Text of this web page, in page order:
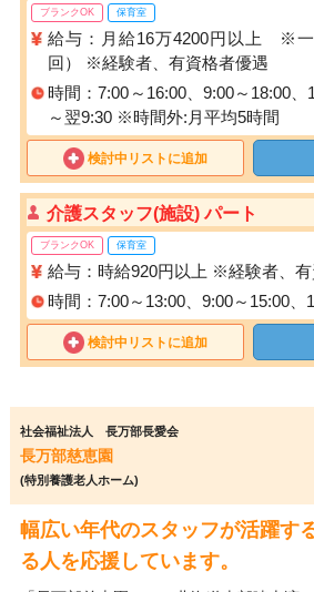
ブランクOK 保育室
給与：月給16万4200円以上 ※
回） ※経験者、有資格者優遇
時間：7:00～16:00、9:00～18:00、
～翌9:30 ※時間外:月平均5時間
検討中リストに追加
介護スタッフ(施設) パート
ブランクOK 保育室
給与：時給920円以上 ※経験者、
時間：7:00～13:00、9:00～15:00、
検討中リストに追加
社会福祉法人 長万部長愛会
長万部慈恵園
(特別養護老人ホーム)
幅広い年代のスタッフが活躍す
る人を応援しています。